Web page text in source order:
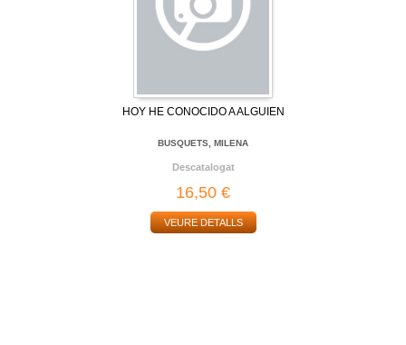
HOY HE CONOCIDO A ALGUIEN
BUSQUETS, MILENA
Descatalogat
16,50 €
VEURE DETALLS